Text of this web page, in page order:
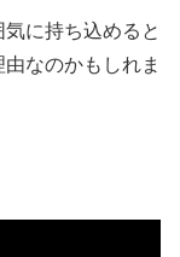
に持ち込めると
なのかもしれま